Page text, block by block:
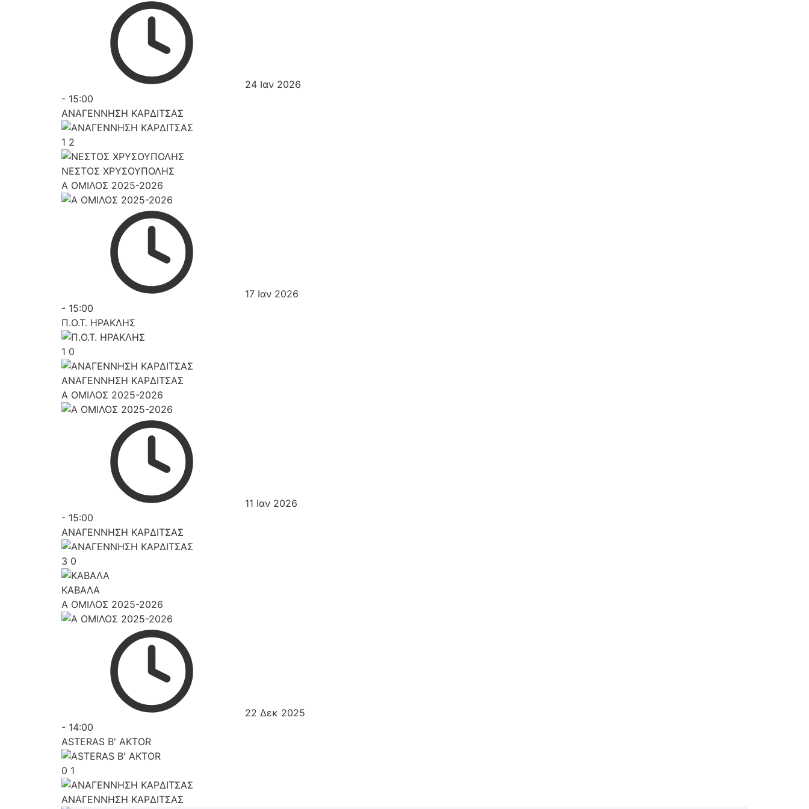
24 Ιαν 2026
- 15:00
ΑΝΑΓΕΝΝΗΣΗ ΚΑΡΔΙΤΣΑΣ
1 2
ΝΕΣΤΟΣ ΧΡΥΣΟΥΠΟΛΗΣ
Α ΟΜΙΛΟΣ 2025-2026
17 Ιαν 2026
- 15:00
Π.Ο.Τ. ΗΡΑΚΛΗΣ
1 0
ΑΝΑΓΕΝΝΗΣΗ ΚΑΡΔΙΤΣΑΣ
Α ΟΜΙΛΟΣ 2025-2026
11 Ιαν 2026
- 15:00
ΑΝΑΓΕΝΝΗΣΗ ΚΑΡΔΙΤΣΑΣ
3 0
ΚΑΒΑΛΑ
Α ΟΜΙΛΟΣ 2025-2026
22 Δεκ 2025
- 14:00
ASTERAS B' AKTOR
0 1
ΑΝΑΓΕΝΝΗΣΗ ΚΑΡΔΙΤΣΑΣ